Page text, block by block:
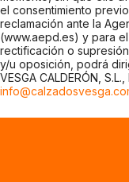
el consentimiento
reclamación ante la
(www.aepd.es) y para
rectificación o
y/u oposición, podrá
VESGA CALDERÓN,